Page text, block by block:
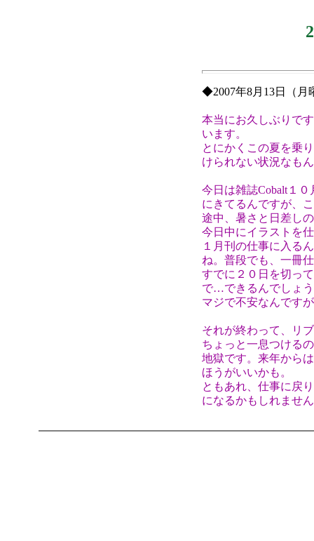
◆2007年8月13日（月
本当にお久しぶりで
います。
とにかくこの夏を乗
けられない状況なも
今日は雑誌Cobalt１
にきてるんですが、
途中、暑さと日差し
今日中にイラストを
１月刊の仕事に入る
ね。普段でも、一冊
すでに２０日を切っ
で…できるんでしょ
マジで不安なんです
それが終わって、リ
ちょっと一息つける
地獄です。来年から
ほうがいいかも。
ともあれ、仕事に戻
になるかもしれませ